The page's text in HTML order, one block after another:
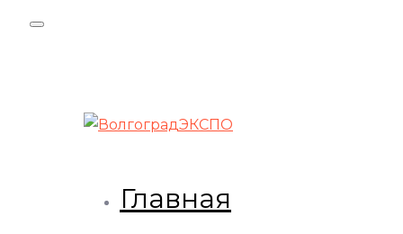
Skip
Skip
Главная